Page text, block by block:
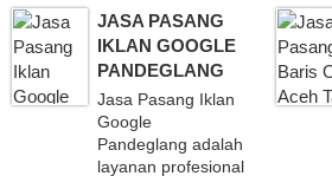
JASA PASANG
IKLAN GOOGLE
PANDEGLANG
Jasa Pasang Iklan
Google
Pandeglang adalah
layanan profesional